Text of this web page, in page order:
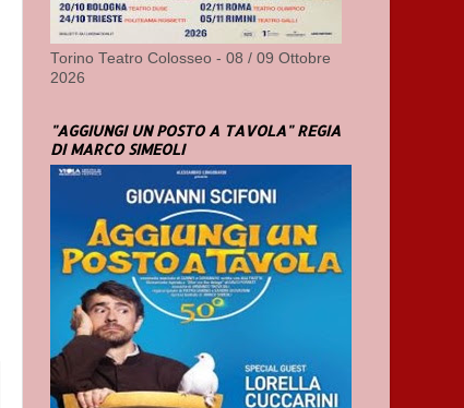
Torino Teatro Colosseo - 08 / 09 Ottobre
2026
"AGGIUNGI UN POSTO A TAVOLA" REGIA
DI MARCO SIMEOLI